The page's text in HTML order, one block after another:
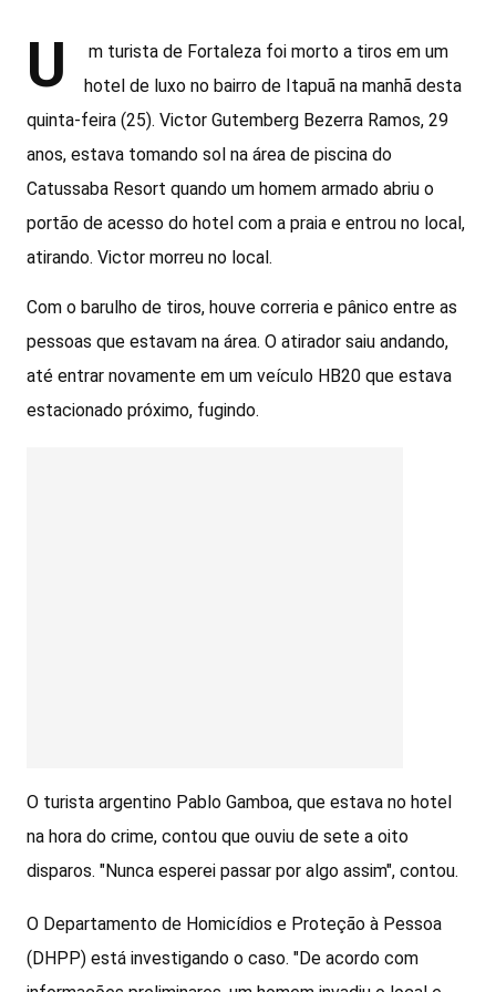
U
m turista de Fortaleza foi morto a tiros em um
hotel de luxo no bairro de Itapuã na manhã desta
quinta-feira (25). Victor Gutemberg Bezerra Ramos, 29
anos, estava tomando sol na área de piscina do
Catussaba Resort quando um homem armado abriu o
portão de acesso do hotel com a praia e entrou no local,
atirando. Victor morreu no local.
Com o barulho de tiros, houve correria e pânico entre as
pessoas que estavam na área. O atirador saiu andando,
até entrar novamente em um veículo HB20 que estava
estacionado próximo, fugindo.
O turista argentino Pablo Gamboa, que estava no hotel
na hora do crime, contou que ouviu de sete a oito
disparos. "Nunca esperei passar por algo assim", contou.
O Departamento de Homicídios e Proteção à Pessoa
(DHPP) está investigando o caso. "De acordo com